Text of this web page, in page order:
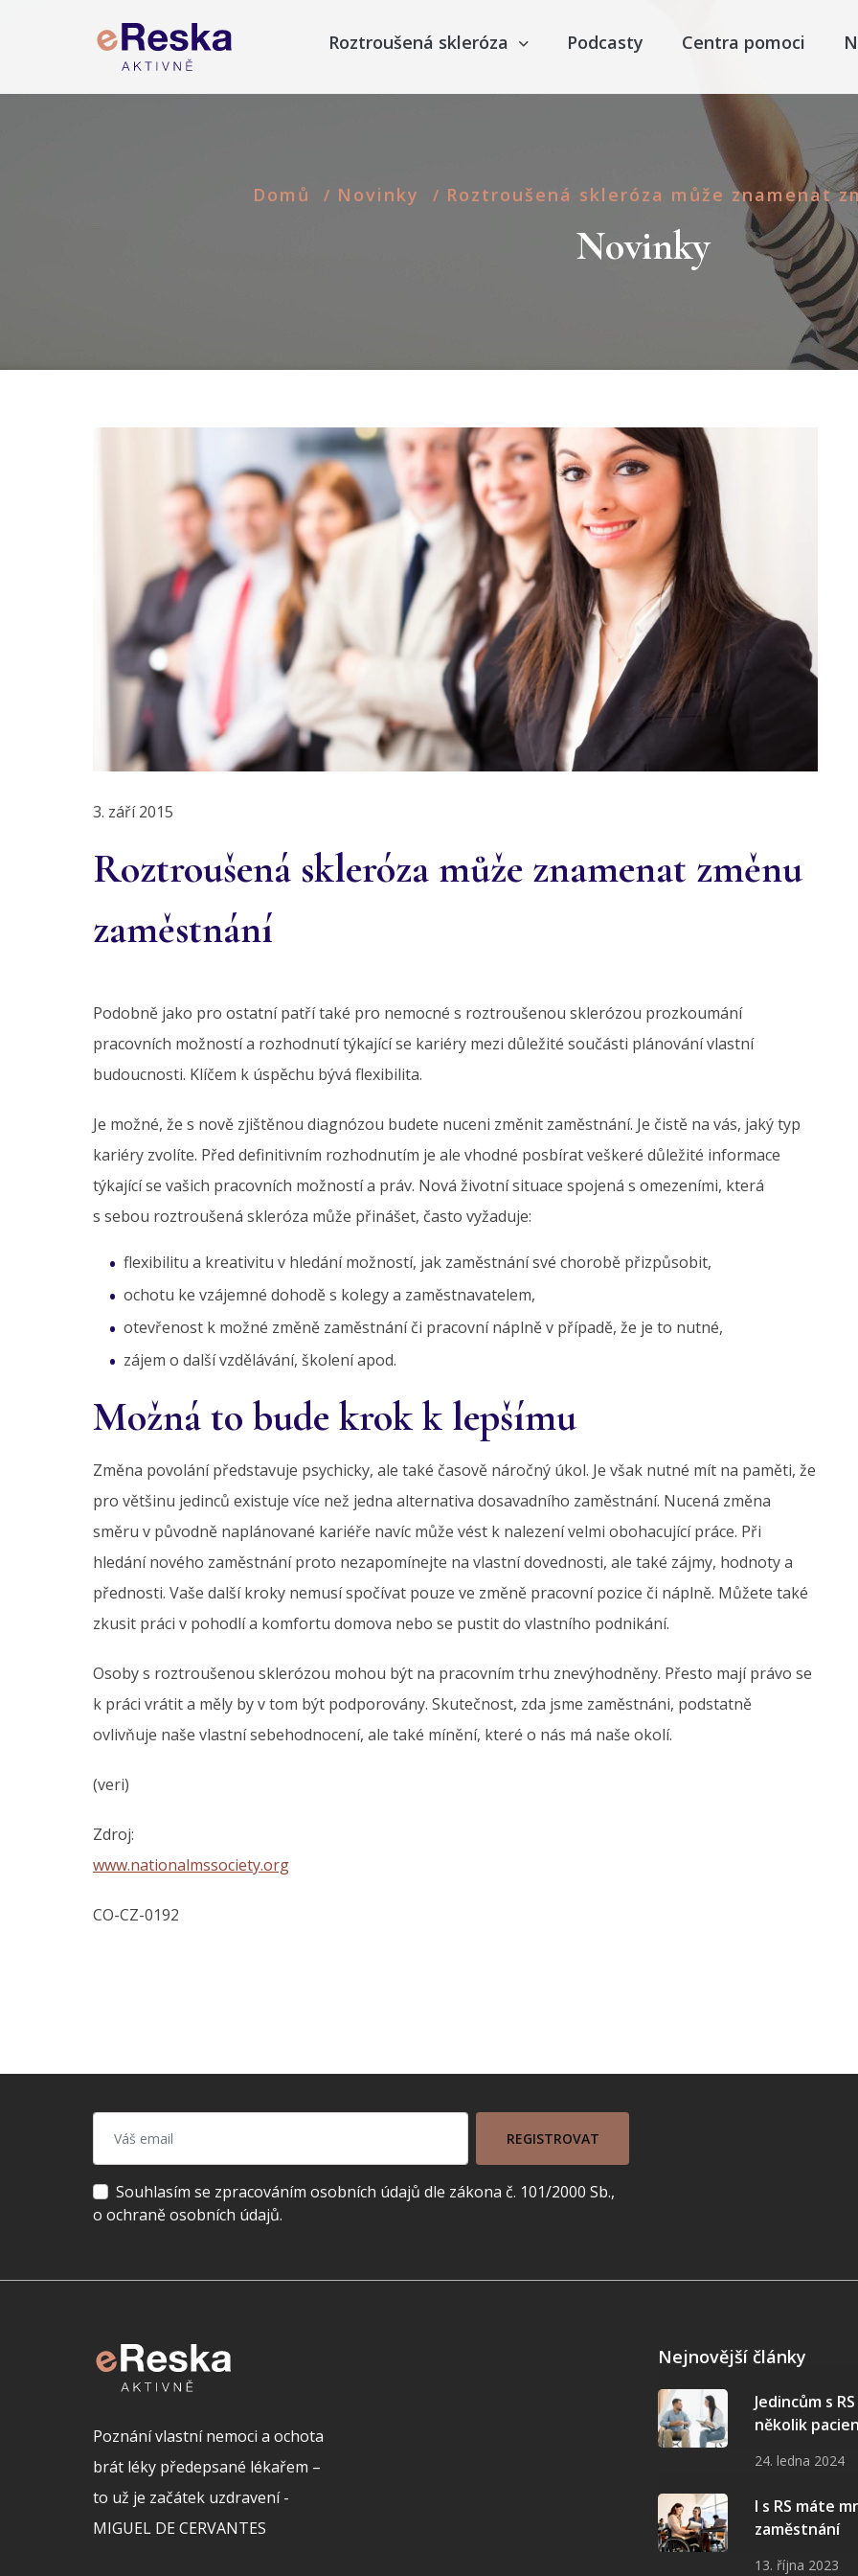
Roztroušená skleróza Podcasty Centra pomoci
Domů / Novinky / Roztroušená skleróza může znamenat
Novinky
3. září 2015
Roztroušená skleróza může znamenat změnu
zaměstnání
Podobně jako pro ostatní patří také pro nemocné s roztroušenou sklerózou prozkoumání
pracovních možností a rozhodnutí týkající se kariéry mezi důležité součásti plánování vlastní
budoucnosti. Klíčem k úspěchu bývá flexibilita.
Je možné, že s nově zjištěnou diagnózou budete nuceni změnit zaměstnání. Je čistě na vás, jaký typ
kariéry zvolíte. Před definitivním rozhodnutím je ale vhodné posbírat veškeré důležité informace
týkající se vašich pracovních možností a práv. Nová životní situace spojená s omezeními, která
s sebou roztroušená skleróza může přinášet, často vyžaduje:
flexibilitu a kreativitu v hledání možností, jak zaměstnání své chorobě přizpůsobit,
ochotu ke vzájemné dohodě s kolegy a zaměstnavatelem,
otevřenost k možné změně zaměstnání či pracovní náplně v případě, že je to nutné,
zájem o další vzdělávání, školení apod.
Možná to bude krok k lepšímu
Změna povolání představuje psychicky, ale také časově náročný úkol. Je však nutné mít na paměti, že
pro většinu jedinců existuje více než jedna alternativa dosavadního zaměstnání. Nucená změna
směru v původně naplánované kariéře navíc může vést k nalezení velmi obohacující práce. Při
hledání nového zaměstnání proto nezapomínejte na vlastní dovednosti, ale také zájmy, hodnoty a
přednosti. Vaše další kroky nemusí spočívat pouze ve změně pracovní pozice či náplně. Můžete také
zkusit práci v pohodlí a komfortu domova nebo se pustit do vlastního podnikání.
Osoby s roztroušenou sklerózou mohou být na pracovním trhu znevýhodněny. Přesto mají právo se
k práci vrátit a měly by v tom být podporovány. Skutečnost, zda jsme zaměstnáni, podstatně
ovlivňuje naše vlastní sebehodnocení, ale také mínění, které o nás má naše okolí.
(veri)
Zdroj:
www.nationalmssociety.org
CO-CZ-0192
REGISTROVAT
Souhlasím se zpracováním osobních údajů dle zákona č. 101/2000 Sb.,
o ochraně osobních údajů.
Poznání vlastní nemoci a ochota
brát léky předepsané lékařem –
to už je začátek uzdravení -
MIGUEL DE CERVANTES
Nejnovější články
Jedincům s
několik
24. ledna 2024
I s RS máte
zaměstnání
13. října 2023